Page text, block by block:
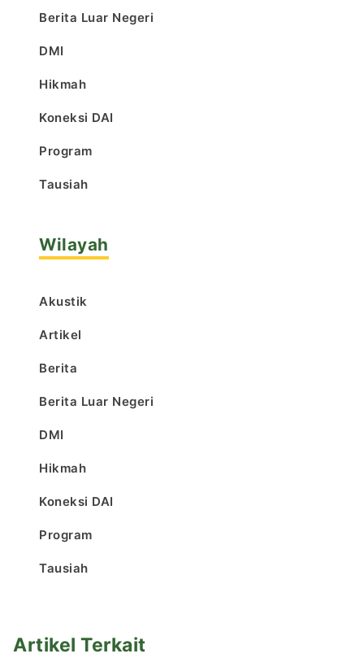
Berita Luar Negeri
DMI
Hikmah
Koneksi DAI
Program
Tausiah
Wilayah
Akustik
Artikel
Berita
Berita Luar Negeri
DMI
Hikmah
Koneksi DAI
Program
Tausiah
Artikel Terkait